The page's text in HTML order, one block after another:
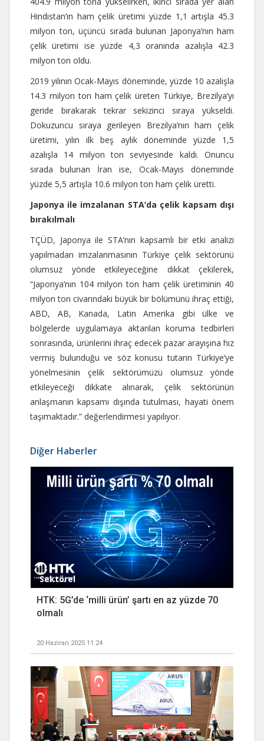
Hindistan’ın ham çelik üretimi yüzde 1,1 artışla 45.3
milyon ton, üçüncü sırada bulunan Japonya’nın ham
çelik üretimi ise yüzde 4,3 oranında azalışla 42.3
milyon ton oldu.
2019 yılının Ocak-Mayıs döneminde, yüzde 10 azalışla
14.3 milyon ton ham çelik üreten Türkiye, Brezilya’yı
geride bırakarak tekrar sekizinci sıraya yükseldi.
Dokuzuncu sıraya gerileyen Brezilya’nın ham çelik
üretimi, yılın ilk beş aylık döneminde yüzde 1,5
azalışla 14 milyon ton seviyesinde kaldı. Onuncu
sırada bulunan İran ise, Ocak-Mayıs döneminde
yüzde 5,5 artışla 10.6 milyon ton ham çelik üretti.
Japonya ile imzalanan STA’da çelik kapsam dışı
bırakılmalı
TÇÜD, Japonya ile STA’nın kapsamlı bir etki analizi
yapılmadan imzalanmasının Türkiye çelik sektörünü
olumsuz yönde etkileyeceğine dikkat çekilerek,
“Japonya’nın 104 milyon ton ham çelik üretiminin 40
milyon ton civarındaki büyük bir bölümünü ihraç ettiği,
ABD, AB, Kanada, Latin Amerika gibi ülke ve
bölgelerde uygulamaya aktarılan koruma tedbirleri
sonrasında, ürünlerini ihraç edecek pazar arayışına hız
vermiş bulunduğu ve söz konusu tutarın Türkiye’ye
yönelmesinin çelik sektörümüzü olumsuz yönde
etkileyeceği dikkate alınarak, çelik sektörünün
anlaşmanın kapsamı dışında tutulması, hayati önem
taşımaktadır.” değerlendirmesi yapılıyor.
Diğer Haberler
Sektörel
HTK: 5G’de ‘milli ürün’ şartı en az yüzde 70
olmalı
20 Haziran 2025 11:24